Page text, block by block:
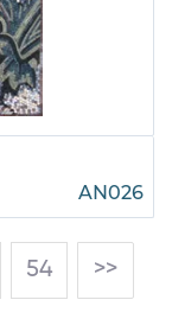
AN026
54 >>